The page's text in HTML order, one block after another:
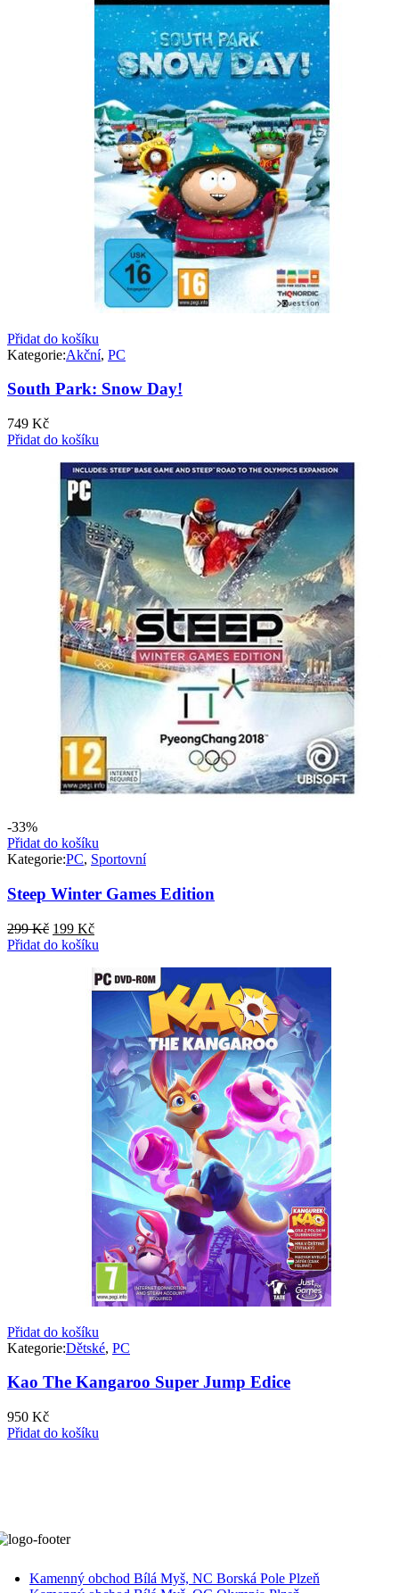
Přidat do košíku
Kategorie:Akční, PC
South Park: Snow Day!
749 Kč
Přidat do košíku
-33%
Přidat do košíku
Kategorie:PC, Sportovní
Steep Winter Games Edition
299Kč Původní
cena
299 Kč.
199 KčAktuální
cena
199 Kč.
Přidat do košíku
Přidat do košíku
Kategorie:Dětské, PC
Kao The Kangaroo Super Jump Edice
950 Kč
Přidat do košíku
Kamenný obchod Bílá Myš, NC Borská Pole Plzeň